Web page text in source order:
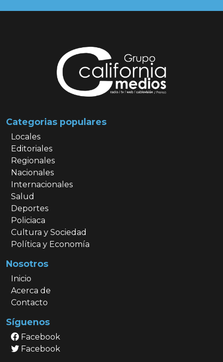
Categorias populares
Locales
Editoriales
Regionales
Nacionales
Internacionales
Salud
Deportes
Policiaca
Cultura y Sociedad
Política y Economía
Nosotros
Inicio
Acerca de
Contacto
Síguenos
Facebook
Facebook